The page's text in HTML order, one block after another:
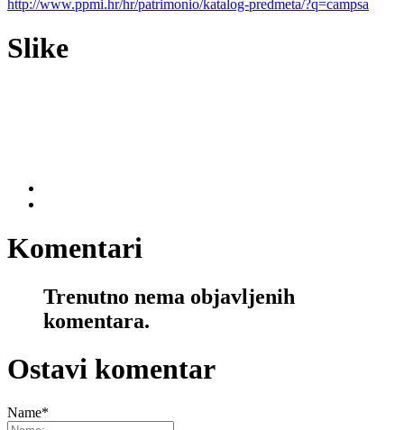
http://www.ppmi.hr/hr/patrimonio/katalog-predmeta/?q=campsa
Slike
Komentari
Trenutno nema objavljenih
komentara.
Ostavi komentar
Name*